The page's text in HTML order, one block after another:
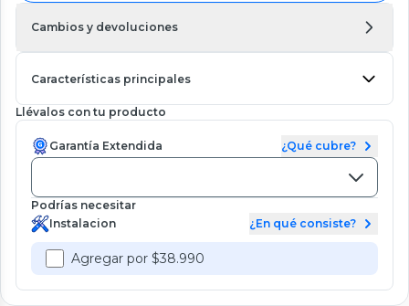
Cambios y devoluciones
Características principales
Llévalos con tu producto
Garantía Extendida ¿Qué cubre?
Podrías necesitar
Instalacion
¿En qué consiste?
Agregar por $38.990